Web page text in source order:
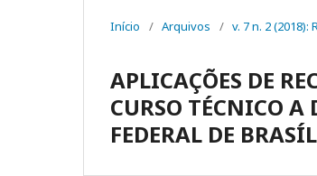
Início / Arquivos / v. 7 n. 2
APLICAÇÕES DE
CURSO TÉCNICO
FEDERAL DE